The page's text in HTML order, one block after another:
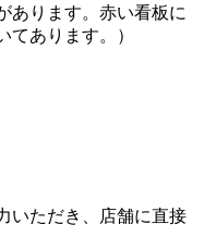
あります。赤い看板に
てあります。）
いただき、店舗に直接